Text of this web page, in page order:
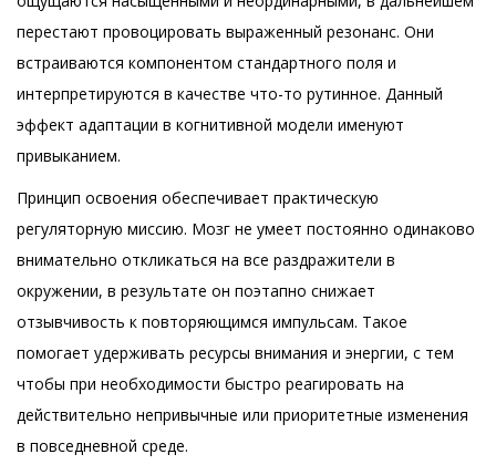
перестают провоцировать выраженный резонанс. Они
встраиваются компонентом стандартного поля и
интерпретируются в качестве что-то рутинное. Данный
эффект адаптации в когнитивной модели именуют
привыканием.
Принцип освоения обеспечивает практическую
регуляторную миссию. Мозг не умеет постоянно одинаково
внимательно откликаться на все раздражители в
окружении, в результате он поэтапно снижает
отзывчивость к повторяющимся импульсам. Такое
помогает удерживать ресурсы внимания и энергии, с тем
чтобы при необходимости быстро реагировать на
действительно непривычные или приоритетные изменения
в повседневной среде.